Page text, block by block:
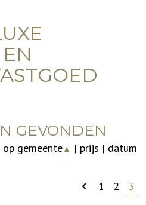
GEVONDEN
op gemeente▲ | prijs | datum
1 2 3